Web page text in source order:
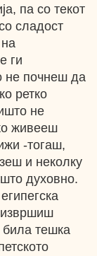
па со текот
сладост
ги
не почнеш да
ретко
не
живееш
-тогаш,
и неколку
духовно.
извршиш
била тешка